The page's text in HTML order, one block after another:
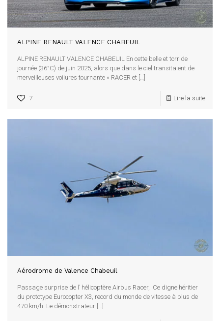
ALPINE RENAULT VALENCE CHABEUIL
ALPINE RENAULT VALENCE CHABEUIL En cette belle et torride
journée (36°C) de juin 2025, alors que dans le ciel transitaient de
merveilleuses voilures tournante « RACER et
7 Lire la suite
Aérodrome de Valence Chabeuil
Passage surprise de l’ hélicoptère Airbus Racer, Ce digne héritier
du prototype Eurocopter X3, record du monde de vitesse à plus de
470 km/h. Le démonstrateur […]